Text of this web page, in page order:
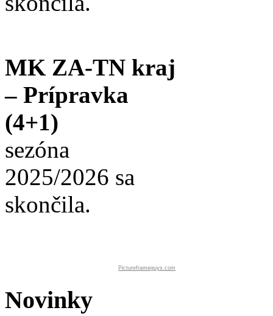
MK ZA-TN kraj
– Prípravka
(4+1)
sezóna
2025/2026 sa
skončila.
Pictureframeguys.com
Novinky